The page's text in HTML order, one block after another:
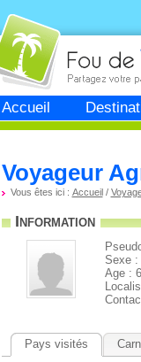
Accueil
Fou devoyage
Voyageur
Vous êtes ici : Accueil/
Information
Sexe :
Age :
Pays visités